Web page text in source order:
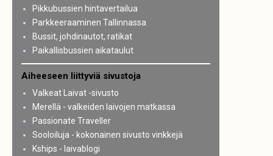
Pikkubussien hintavertailua
Parkkeeraaminen Tallinnassa
Bussit, johdinautot, ratikat
Paikallisbussien aikataulut
Aiheeseen liittyviä sivustoja
Valkeat Laivat -sivusto
Merellä - valkeiden laivojen matkassa
Passionate Traveller
Sooloiluja - kokonainen sivusto vinkkejä
Kships - laivablogi